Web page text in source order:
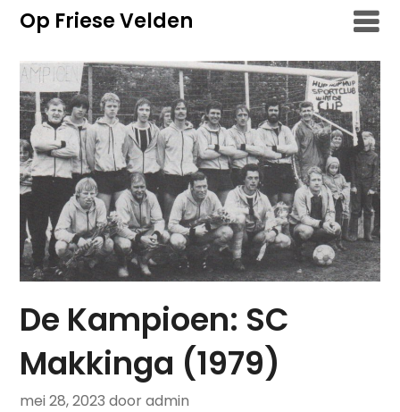
Overslaan
naarOp Friese Velden
De Kampioen: SC
Makkinga (1979)
mei 28, 2023 door admin